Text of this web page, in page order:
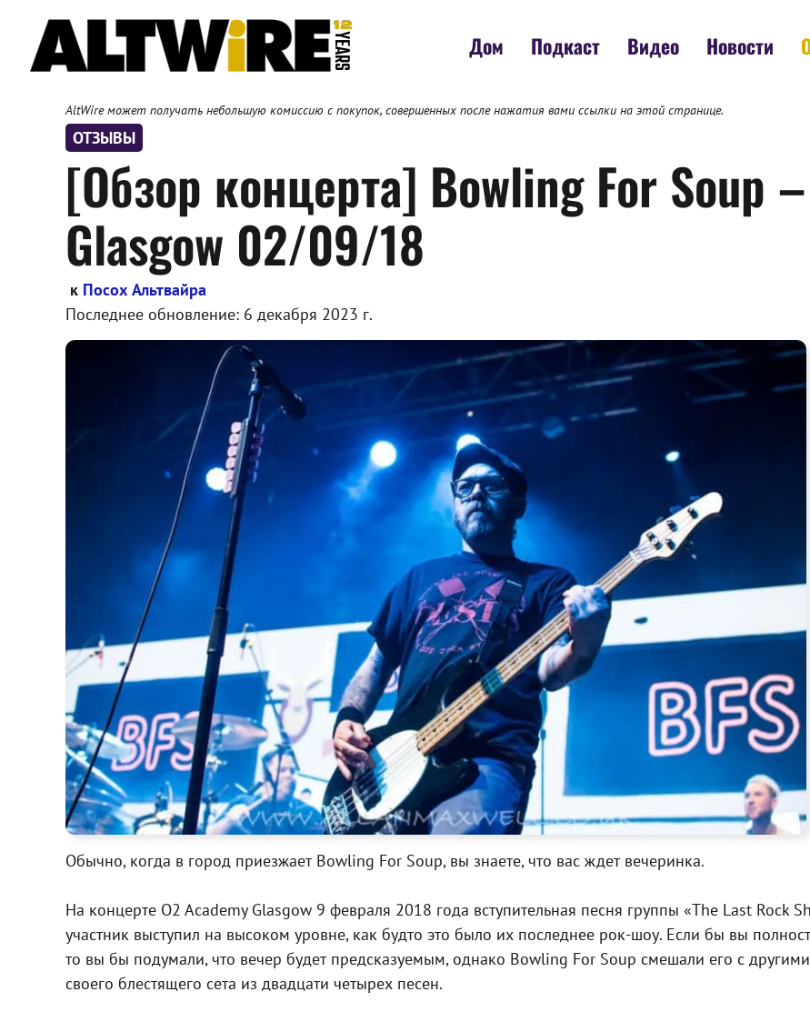
содержимому
Дом Подкаст Видео Новости
AltWire может получать небольшую комиссию с покупок, совершенных после нажатия вами ссылки на этой странице.
ОТЗЫВЫ
[Обзор концерта] Bowling For Soup
Glasgow 02/09/18
к Посох Альтвайра
Последнее обновление: 6 декабря 2023 г.
Обычно, когда в город приезжает Bowling For Soup, вы знаете, что вас ждет вечеринка.
На концерте O2 Academy Glasgow 9 февраля 2018 года вступительная песня группы «The Last Rock
участник выступил на высоком уровне, как будто это было их последнее рок-шоу. Если бы вы
то вы бы подумали, что вечер будет предсказуемым, однако Bowling For Soup смешали его с
своего блестящего сета из двадцати четырех песен.